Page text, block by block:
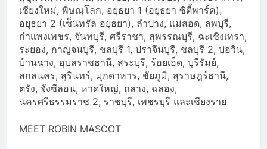
เชียงใหม่, พิษณุโลก, อยุธยา 1 (อยุธยา ซิตี้พาร์ค),
อยุธยา 2 (เซ็นทรัล อยุธยา), ลำปาง, แม่สอด, ลพบุรี,
กำแพงเพชร, จันทบุรี, ศรีราชา, สุพรรณบุรี, ฉะเชิงเทรา,
ระยอง, กาญจนบุรี, ชลบุรี 1, ปราจีนบุรี, ชลบุรี 2, บ่อวิน,
บ้านฉาง, อุบลราชธานี, สระบุรี, ร้อยเอ็ด, บุรีรัมย์,
สกลนคร, สุรินทร์, มุกดาหาร, ชัยภูมิ, สุราษฎร์ธานี,
ตรัง, จังซีลอน, หาดใหญ่, ถลาง, ฉลอง,
นครศรีธรรมราช 2, ราชบุรี, เพชรบุรี และเชียงราย
MEET ROBIN MASCOT